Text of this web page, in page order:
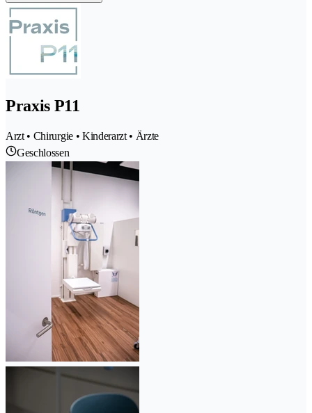
Praxis P11
Arzt • Chirurgie • Kinderarzt • Ärzte
Geschlossen